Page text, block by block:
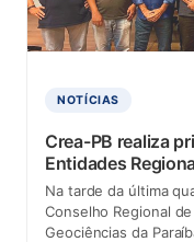
NOTÍCIAS
Crea-PB realiza
Entidades
Na tarde da última
Conselho Regional
Geociências da